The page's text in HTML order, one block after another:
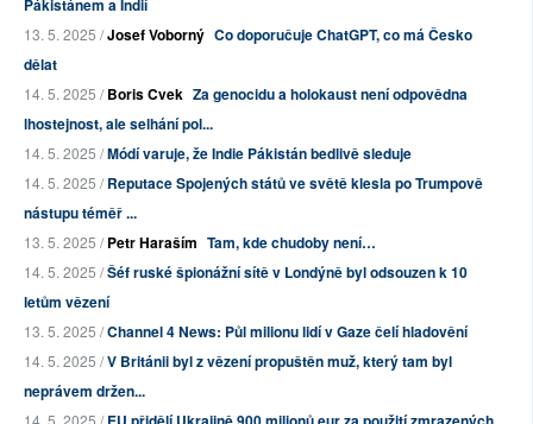
Pákistánem a Indií
13. 5. 2025 /Josef Voborný Co doporučuje ChatGPT, co má Česko
dělat
14. 5. 2025 /Boris Cvek Za genocidu a holokaust není odpovědna
lhostejnost, ale selhání pol...
14. 5. 2025 /Módí varuje, že Indie Pákistán bedlivě sleduje
14. 5. 2025 /Reputace Spojených států ve světě klesla po Trumpově
nástupu téměř ...
13. 5. 2025 /Petr Haraším Tam, kde chudoby není…
14. 5. 2025 /Šéf ruské špionážní sítě v Londýně byl odsouzen k 10
letům vězení
13. 5. 2025 /Channel 4 News: Půl milionu lidí v Gaze čelí hladovění
14. 5. 2025 /V Británii byl z vězení propuštěn muž, který tam byl
neprávem držen...
14. 5. 2025 /